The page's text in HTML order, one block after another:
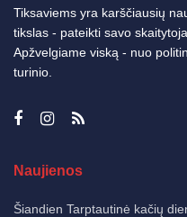
Tiksaviems yra karščiausių
tikslas - pateikti savo
Apžvelgiame viską - nuo
turinio.
Naujienos
Šiandien Tarptautinė kačių